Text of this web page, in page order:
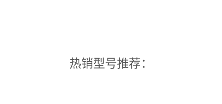
热销型号推荐：